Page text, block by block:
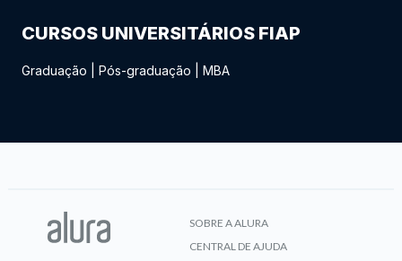
CURSOS UNIVERSITÁRIOS FIAP
Graduação Pós-graduação MBA
SOBRE A ALURA
CENTRAL DE AJUDA